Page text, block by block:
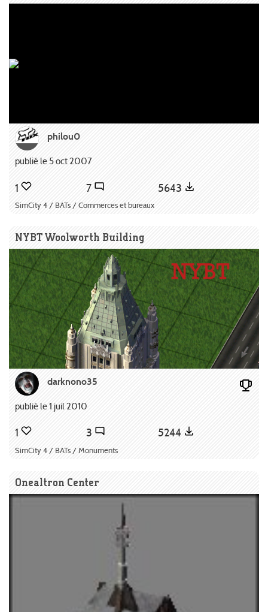
philou0
publié le 5 oct 2007
1 7 5643
SimCity 4 / BATs / Commerces et bureaux
NYBT Woolworth Building
darknono35
publié le 1 juil 2010
1 3 5244
SimCity 4 / BATs / Monuments
Onealtron Center